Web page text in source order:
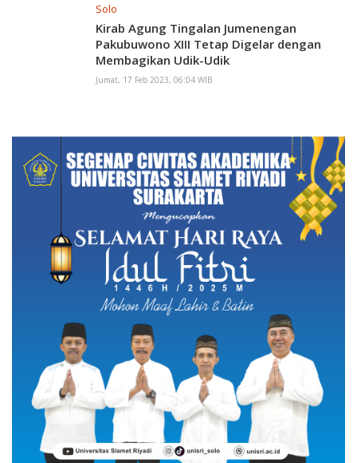
Solo
Kirab Agung Tingalan Jumenengan
Pakubuwono XIII Tetap Digelar dengan
Membagikan Udik-Udik
Jumat, 17 Feb 2023, 06:04 WIB